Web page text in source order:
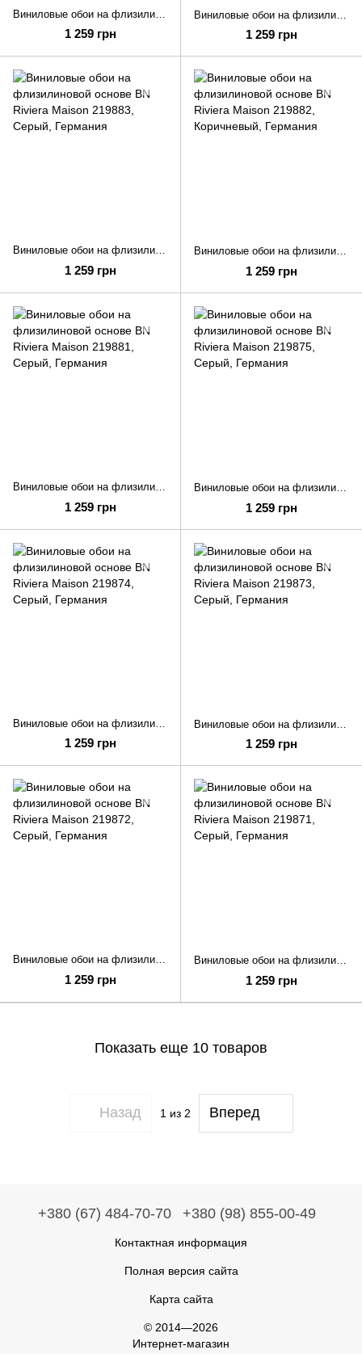
1 259 грн 1 259 грн
Виниловые обои на флизилиновой основе BN Riviera Maison 219883
1 259 грн
Виниловые обои на флизилиновой основе BN Riviera Maison 219882
1 259 грн
1 259 грн 1 259 грн
1 259 грн 1 259 грн
Виниловые обои на флизилиновой основе BN Riviera Maison 219872
1 259 грн
Виниловые обои на флизилиновой основе BN Riviera Maison 219871
1 259 грн
Показать еще 10 товаров
Назад 1 из 2 Вперед
+380 (67) 484-70-70 +380 (98) 855-00-49
Контактная информация
Полная версия сайта
Карта сайта
© 2014—2026
Интернет-магазин